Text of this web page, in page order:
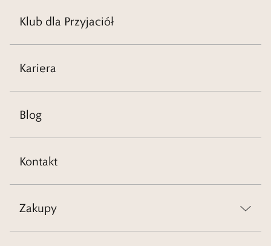
Klub dla Przyjaciół
Kariera
Blog
Kontakt
Zakupy